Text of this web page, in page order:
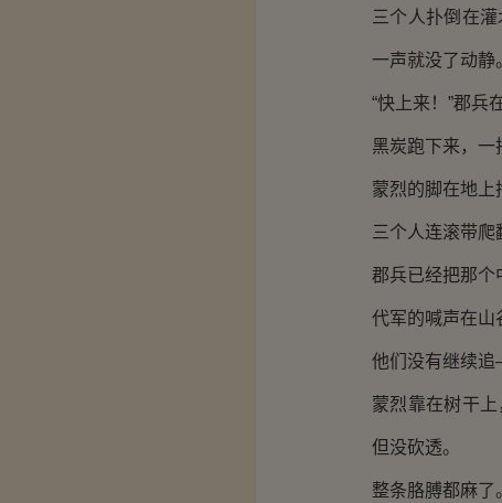
三个人扑倒在
一声就没了动静
“快上来！”郡兵
黑炭跑下来，一
蒙烈的脚在地上
三个人连滚带爬
郡兵已经把那个
代军的喊声在山
他们没有继续
蒙烈靠在树干
但没砍透。
整条胳膊都麻了